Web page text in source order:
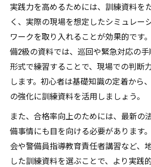
実践力を高めるためには、訓練資料を
く、実際の現場を想定したシミュレー
ワークを取り入れることが効果的です
備2級の資料では、巡回や緊急対応の
形式で練習することで、現場での判断
します。初心者は基礎知識の定着から
の強化に訓練資料を活用しましょう。
また、合格率向上のためには、最新の
備事情にも目を向ける必要があります
会や警備員指導教育責任者講習など、
した訓練資料を選ぶことで、より実践